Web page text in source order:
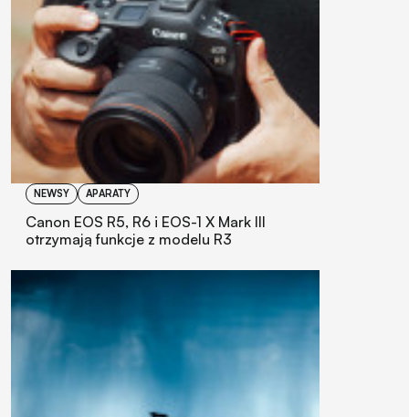
NEWSY APARATY
Canon EOS R5, R6 i EOS-1 X Mark III
otrzymają funkcje z modelu R3